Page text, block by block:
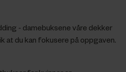
- damebuksene våre dekker
at du kan fokusere på oppgaven.